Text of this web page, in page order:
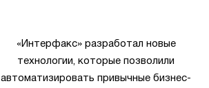
«Интерфакс» разработал новые
технологии, которые позволили
автоматизировать привычные бизнес-